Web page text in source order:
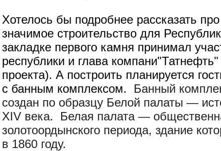
Хотелось бы подробнее рассказать
значимое строительство для
закладке первого камня принимал
республики и глава
проекта). А построить планируется
с банным комплексом. Банный
создан по образцу Белой палаты —
XIV века. Белая палата —
золотоордынского периода, здание
в 1860 году.